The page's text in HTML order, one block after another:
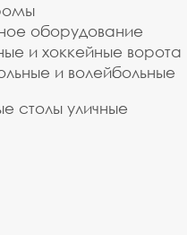
оборудование
и хоккейные ворота
и волейбольные
столы уличные